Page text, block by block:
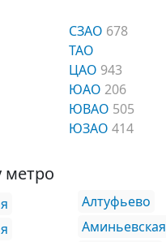
СЗАО 678
ТАО
ЦАО 943
ЮАО 206
ЮВАО 505
ЮЗАО 414
метро
Алтуфьево
Аминьевская